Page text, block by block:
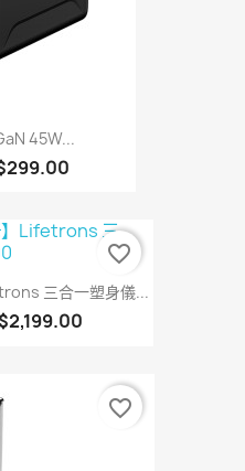
45W...
三合一塑身儀...
$2,199.00
favorite_border
favorite_border